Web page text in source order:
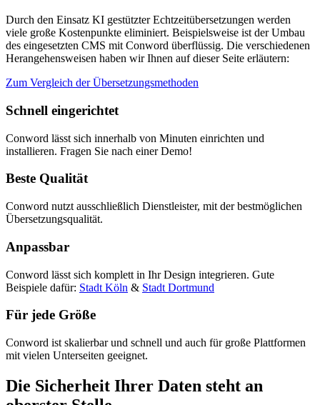
Durch den Einsatz KI gestützter Echtzeitübersetzungen werden
viele große Kostenpunkte eliminiert. Beispielsweise ist der Umbau
des eingesetzten CMS mit Conword überflüssig. Die verschiedenen
Herangehensweisen haben wir Ihnen auf dieser Seite erläutern:
Zum Vergleich der Übersetzungsmethoden
Schnell eingerichtet
Conword lässt sich innerhalb von Minuten einrichten und
installieren. Fragen Sie nach einer Demo!
Beste Qualität
Conword nutzt ausschließlich Dienstleister, mit der bestmöglichen
Übersetzungsqualität.
Anpassbar
Conword lässt sich komplett in Ihr Design integrieren. Gute
Beispiele dafür: Stadt Köln & Stadt Dortmund
Für jede Größe
Conword ist skalierbar und schnell und auch für große Plattformen
mit vielen Unterseiten geeignet.
Die Sicherheit Ihrer Daten steht an